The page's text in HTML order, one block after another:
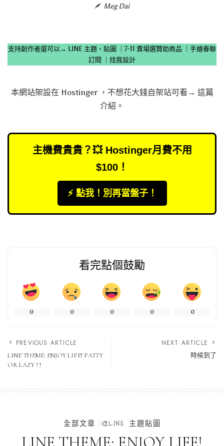
Meg Dai
支持創作者還可以→ LINE 主題、貼圖 7-11 賣場選贊助商品
手繪春聯
訂閱
找我設計
本網站架設在 Hostinger，不想花大錢自架站可看→ 這篇
介紹 。
主機費貴貴？💥 Hostinger月費不用
$100！
⚡️ 點我！別再當盤子！
看完點個鼓勵
0 0 0 0 0
PREVIOUS ARTICLE
LINE THEME: ENJOY LIFE! FATTY
OR LAZY ? !
NEXT ARTICLE
時候到了
全部文章 🎨LINE 主題貼圖
LINE THEME: ENJOY LIFE!